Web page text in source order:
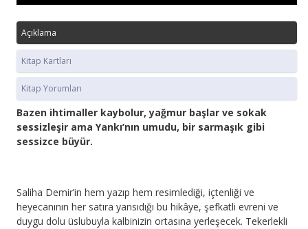
Açıklama
Kitap Kartları
Kitap Yorumları
Bazen ihtimaller kaybolur, yağmur başlar ve sokak
sessizleşir ama Yankı’nın umudu, bir sarmaşık gibi
sessizce büyür.
Saliha Demir’in hem yazıp hem resimlediği, içtenliği ve
heyecanının her satıra yansıdığı bu hikâye, şefkatli evreni ve
duygu dolu üslubuyla kalbinizin ortasına yerleşecek. Tekerlekli